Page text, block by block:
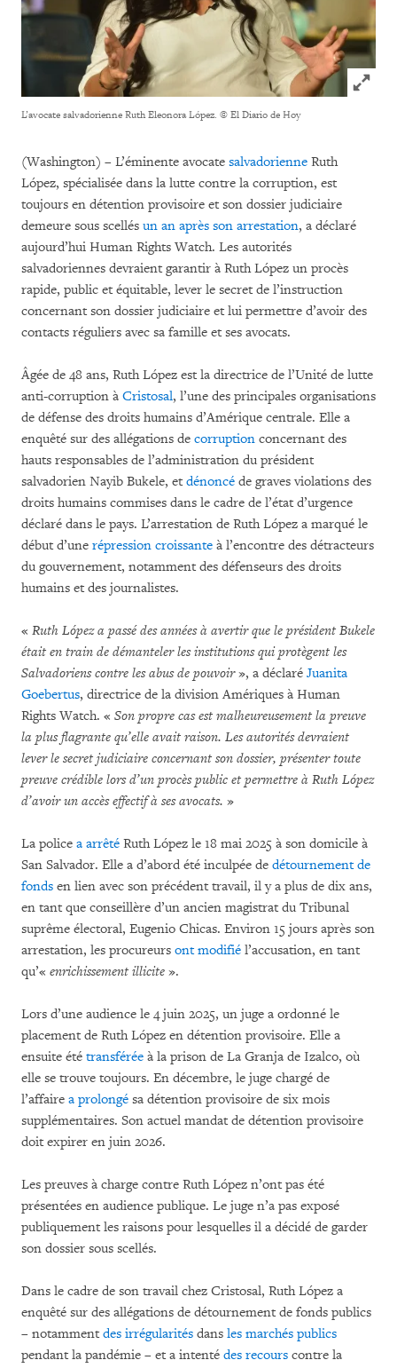
Click
L’avocate salvadorienne Ruth Eleonora López. © El Diario de Hoy
(Washington) – L’éminente avocate salvadorienne Ruth
López, spécialisée dans la lutte contre la corruption, est
toujours en détention provisoire et son dossier judiciaire
demeure sous scellés un an après son arrestation, a déclaré
aujourd’hui Human Rights Watch. Les autorités
salvadoriennes devraient garantir à Ruth López un procès
rapide, public et équitable, lever le secret de l’instruction
concernant son dossier judiciaire et lui permettre d’avoir des
contacts réguliers avec sa famille et ses avocats.
Âgée de 48 ans, Ruth López est la directrice de l’Unité de lutte
anti-corruption à Cristosal, l’une des principales organisations
de défense des droits humains d’Amérique centrale. Elle a
enquêté sur des allégations de corruption concernant des
hauts responsables de l’administration du président
salvadorien Nayib Bukele, et dénoncé de graves violations des
droits humains commises dans le cadre de l’état d’urgence
déclaré dans le pays. L’arrestation de Ruth López a marqué le
début d’une répression croissante à l’encontre des détracteurs
du gouvernement, notamment des défenseurs des droits
humains et des journalistes.
« Ruth López a passé des années à avertir que le président Bukele
était en train de démanteler les institutions qui protègent les
Salvadoriens contre les abus de pouvoir», a déclaré Juanita
Goebertus, directrice de la division Amériques à Human
Rights Watch. « Son propre cas est malheureusement la preuve
la plus flagrante qu’elle avait raison. Les autorités devraient
lever le secret judiciaire concernant son dossier, présenter toute
preuve crédible lors d’un procès public et permettre à Ruth López
d’avoir un accès effectif à ses avocats. »
La police a arrêté Ruth López le 18 mai 2025 à son domicile à
San Salvador. Elle a d’abord été inculpée de détournement de
fonds en lien avec son précédent travail, il y a plus de dix ans,
en tant que conseillère d’un ancien magistrat du Tribunal
suprême électoral, Eugenio Chicas. Environ 15 jours après son
arrestation, les procureurs ont modifié l’accusation, en tant
qu’« enrichissement illicite ».
Lors d’une audience le 4 juin 2025, un juge a ordonné le
placement de Ruth López en détention provisoire. Elle a
ensuite été transférée à la prison de La Granja de Izalco, où
elle se trouve toujours. En décembre, le juge chargé de
l’affaire a prolongé sa détention provisoire de six mois
supplémentaires. Son actuel mandat de détention provisoire
doit expirer en juin 2026.
Les preuves à charge contre Ruth López n’ont pas été
présentées en audience publique. Le juge n’a pas exposé
publiquement les raisons pour lesquelles il a décidé de garder
son dossier sous scellés.
Dans le cadre de son travail chez Cristosal, Ruth López a
enquêté sur des allégations de détournement de fonds publics
– notamment des irrégularités dans les marchés publics
pendant la pandémie – et a intenté des recours contre la